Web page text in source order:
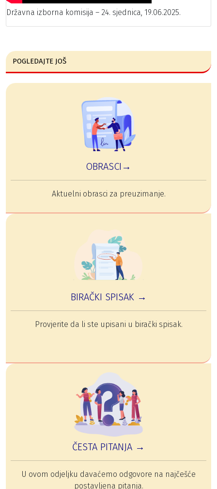
Državna izborna komisija – 24. sjednica, 19.06.2025.
POGLEDAJTE JOŠ
OBRASCI→
Aktuelni obrasci za preuzimanje.
BIRAČKI SPISAK →
Provjerite da li ste upisani u birački spisak.
ČESTA PITANJA →
U ovom odjeljku davaćemo odgovore na najčešće
postavljena pitanja.